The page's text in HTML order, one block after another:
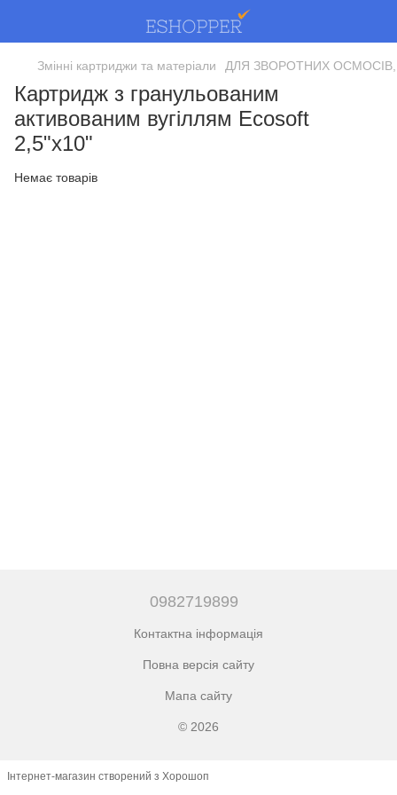
Змінні картриджи та матеріали ДЛЯ ЗВОРОТНИХ
Картридж з гранульованим
активованим вугіллям Ecosoft
2,5"х10"
Немає товарів
0982719899
Контактна інформація
Повна версія сайту
Мапа сайту
© 2026
Інтернет-магазин створений з Хорошоп